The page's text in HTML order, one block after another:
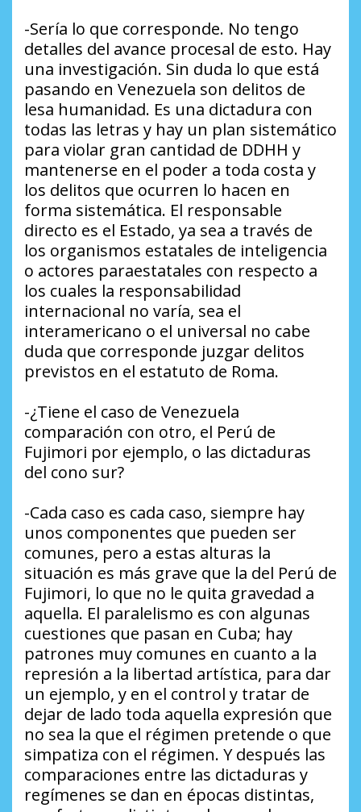
-Sería lo que corresponde. No tengo
detalles del avance procesal de esto. Hay
una investigación. Sin duda lo que está
pasando en Venezuela son delitos de
lesa humanidad. Es una dictadura con
todas las letras y hay un plan sistemático
para violar gran cantidad de DDHH y
mantenerse en el poder a toda costa y
los delitos que ocurren lo hacen en
forma sistemática. El responsable
directo es el Estado, ya sea a través de
los organismos estatales de inteligencia
o actores paraestatales con respecto a
los cuales la responsabilidad
internacional no varía, sea el
interamericano o el universal no cabe
duda que corresponde juzgar delitos
previstos en el estatuto de Roma.
-¿Tiene el caso de Venezuela
comparación con otro, el Perú de
Fujimori por ejemplo, o las dictaduras
del cono sur?
-Cada caso es cada caso, siempre hay
unos componentes que pueden ser
comunes, pero a estas alturas la
situación es más grave que la del Perú de
Fujimori, lo que no le quita gravedad a
aquella. El paralelismo es con algunas
cuestiones que pasan en Cuba; hay
patrones muy comunes en cuanto a la
represión a la libertad artística, para dar
un ejemplo, y en el control y tratar de
dejar de lado toda aquella expresión que
no sea la que el régimen pretende o que
simpatiza con el régimen. Y después las
comparaciones entre las dictaduras y
regímenes se dan en épocas distintas,